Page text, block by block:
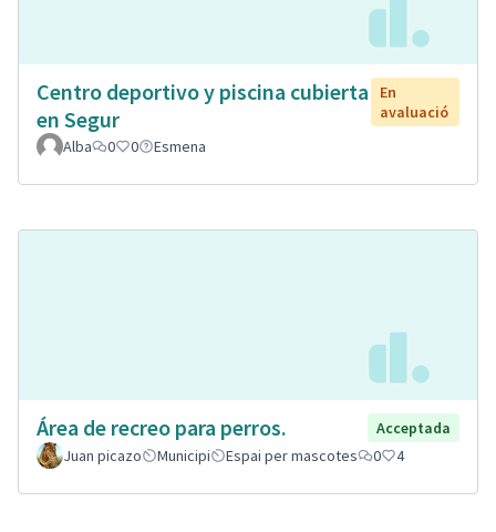
Centro deportivo y piscina cubierta
en Segur
En
avaluació
Alba
0 0 Esmena
Área de recreo para perros.
Acceptada
Juan picazo
Municipi Espai per mascotes 0 4